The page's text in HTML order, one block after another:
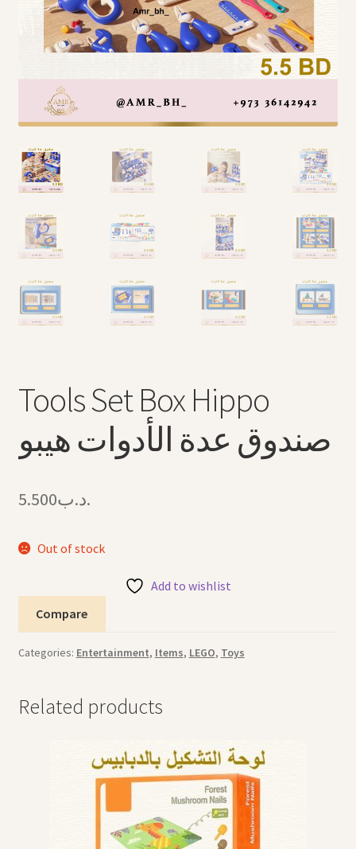
Arabic Language اللغة العربية
National Day العيد الوطني
STATIONARY القرطاسية
Birthdays أعياد الميلاد
Organizers قسم التنظيم
Hair Accessories اكسسوارات الشعر
Tools Set Box Hippo
صندوق عدة الأدوات هيبو
.د.ب5.500
Out of stock
Add to wishlist
Compare
Categories: Entertainment, Items, LEGO, Toys
Related products